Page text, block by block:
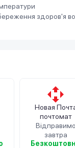
здоров'я
Новая
почтомат
Відправимо
завтра